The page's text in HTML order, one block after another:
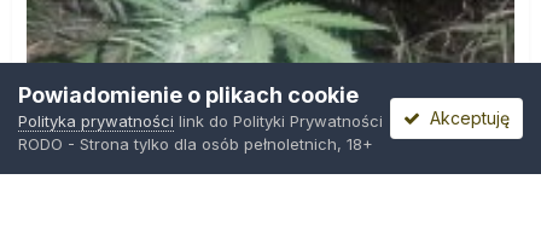
Powiadomienie o plikach cookie
Polityka prywatności link do Polityki Prywatności
RODO - Strona tylko dla osób pełnoletnich, 18+
Akceptuję